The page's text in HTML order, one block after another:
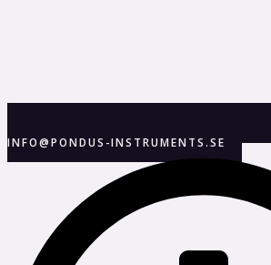
INFO@PONDUS-INSTRUMENTS.SE